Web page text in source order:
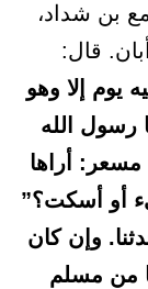
بن شداد،
قال:
يوم إلا وهو
رسول الله
مسعر: أراها
أو أسكت؟”
وإن كان
من مسلم